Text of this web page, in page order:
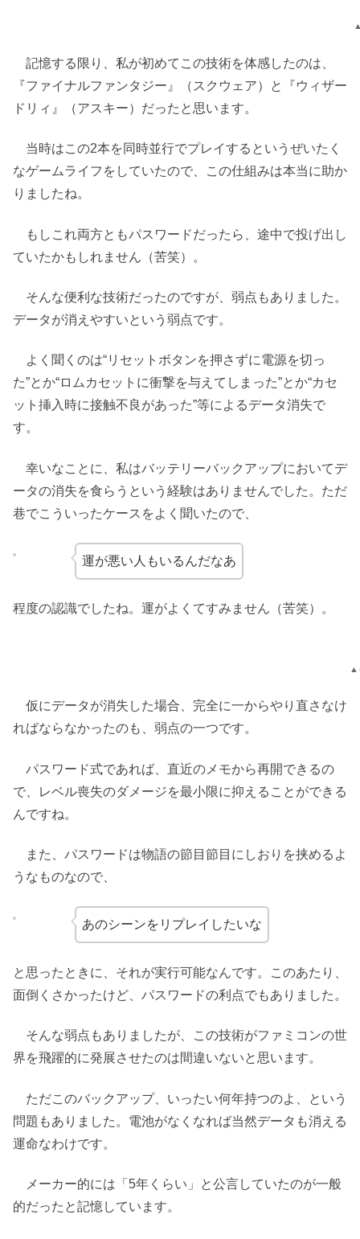
記憶する限り、私が初めてこの技術を体感したのは、
『ファイナルファンタジー』（スクウェア）と『ウィザー
ドリィ』（アスキー）だったと思います。
当時はこの2本を同時並行でプレイするというぜいたく
なゲームライフをしていたので、この仕組みは本当に助か
りましたね。
もしこれ両方ともパスワードだったら、途中で投げ出し
ていたかもしれません（苦笑）。
そんな便利な技術だったのですが、弱点もありました。
データが消えやすいという弱点です。
よく聞くのは“リセットボタンを押さずに電源を切っ
た”とか“ロムカセットに衝撃を与えてしまった”とか“カセ
ット挿入時に接触不良があった”等によるデータ消失で
す。
幸いなことに、私はバッテリーバックアップにおいてデ
ータの消失を食らうという経験はありませんでした。ただ
巷でこういったケースをよく聞いたので、
運が悪い人もいるんだなあ
程度の認識でしたね。運がよくてすみません（苦笑）。
▲
仮にデータが消失した場合、完全に一からやり直さなけ
ればならなかったのも、弱点の一つです。
パスワード式であれば、直近のメモから再開できるの
で、レベル喪失のダメージを最小限に抑えることができる
んですね。
また、パスワードは物語の節目節目にしおりを挟めるよ
うなものなので、
あのシーンをリプレイしたいな
と思ったときに、それが実行可能なんです。このあたり、
面倒くさかったけど、パスワードの利点でもありました。
そんな弱点もありましたが、この技術がファミコンの世
界を飛躍的に発展させたのは間違いないと思います。
ただこのバックアップ、いったい何年持つのよ、という
問題もありました。電池がなくなれば当然データも消える
運命なわけです。
メーカー的には「5年くらい」と公言していたのが一般
的だったと記憶しています。